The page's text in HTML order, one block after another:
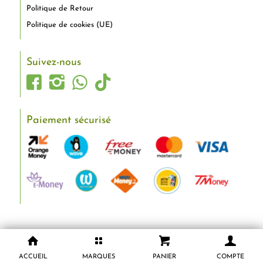
ACCUEIL MARQUES PANIER COMPTE
Politique de Retour
Politique de cookies (UE)
Suivez-nous
Paiement sécurisé